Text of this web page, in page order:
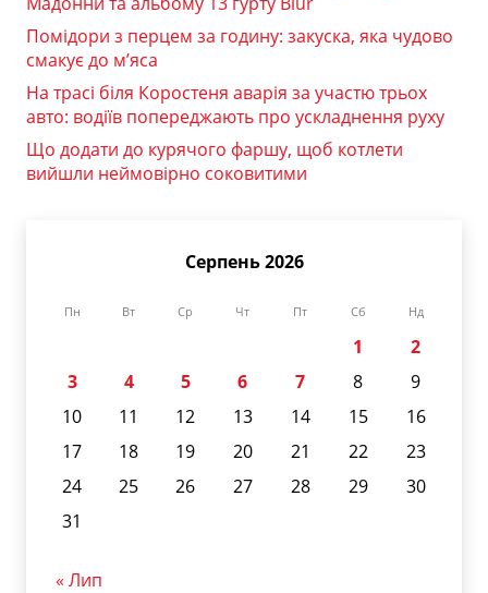
Помідори з перцем за годину: закуска, яка чудово
смакує до м’яса
На трасі біля Коростеня аварія за участю трьох
авто: водіїв попереджають про ускладнення руху
Що додати до курячого фаршу, щоб котлети
вийшли неймовірно соковитими
Серпень 2026
Пн Вт Ср Чт Пт Сб Нд
1
2
3
4 5 6 7 8
9
10
11 12 13 14 15
16
17
18 19 20 21 22
23
24
25 26 27 28 29
30
31
« Лип